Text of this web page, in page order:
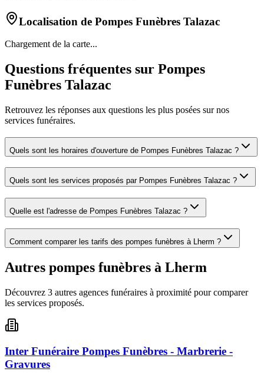
Localisation de Pompes Funèbres Talazac
Chargement de la carte...
Questions fréquentes sur Pompes
Funèbres Talazac
Retrouvez les réponses aux questions les plus posées sur nos
services funéraires.
Quels sont les horaires d'ouverture de Pompes Funèbres Talazac ?
Quels sont les services proposés par Pompes Funèbres Talazac ?
Quelle est l'adresse de Pompes Funèbres Talazac ?
Comment comparer les tarifs des pompes funèbres à Lherm ?
Autres pompes funèbres à Lherm
Découvrez 3 autres agences funéraires à proximité pour comparer
les services proposés.
Inter Funéraire Pompes Funèbres - Marbrerie -
Gravures